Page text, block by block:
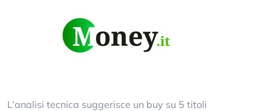
L’analisi tecnica suggerisce un buy su 5 titoli